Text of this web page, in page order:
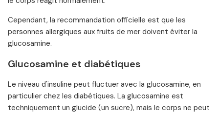
Cependant, la recommandation officielle est que les
personnes allergiques aux fruits de mer doivent éviter la
glucosamine.
Glucosamine et diabétiques
Le niveau d'insuline peut fluctuer avec la glucosamine, en
particulier chez les diabétiques. La glucosamine est
techniquement un glucide (un sucre), mais le corps ne peut